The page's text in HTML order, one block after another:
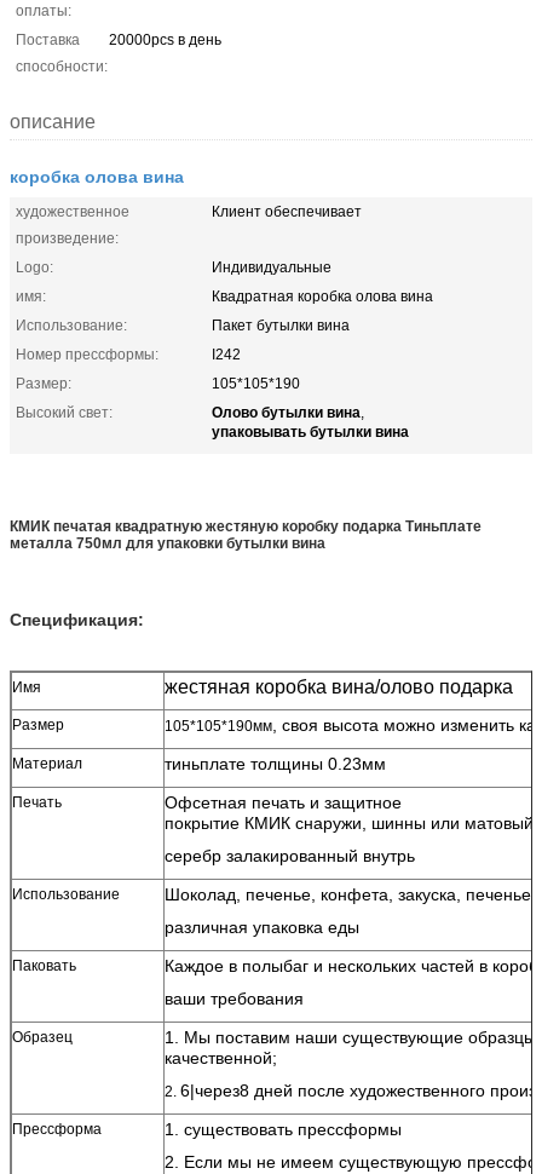
оплаты:
Поставка
способности:
20000pcs в день
описание
коробка олова вина
художественное
произведение:
Клиент обеспечивает
Logo:
Индивидуальные
имя:
Квадратная коробка олова вина
Использование:
Пакет бутылки вина
Номер прессформы:
I242
Размер:
105*105*190
Высокий свет:
Олово бутылки вина,
упаковывать бутылки вина
КМИК печатая квадратную жестяную коробку подарка Тиньплате
металла 750мл для упаковки бутылки вина
Спецификация:
Имя жестяная коробка вина/олово подарка
Размер 105*105*190мм , своя высота можно изменить
Материал тиньплате толщины 0.23мм
Печать
Офсетная печать и защитное
покрытие КМИК снаружи, шинны или
серебр залакированный внутрь
Использование
Шоколад, печенье, конфета, закуска,
различная упаковка еды
Паковать
Каждое в полыбаг и нескольких частей в
ваши требования
Образец 1. Мы поставим наши существующие образцы
качественной;
2. 6|через8 дней после художественного
Прессформа
1. существовать прессформы
2. Если мы не имеем существующую